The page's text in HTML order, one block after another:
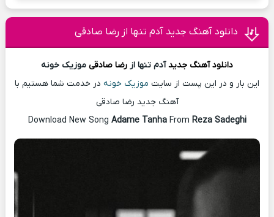
دانلود آهنگ جدید آدم تنها از رضا صادقی
دانلود آهنگ جدیدآدم تنها از رضا صادقی موزیک خونه
این بار و در این پست از سایت موزیک خونه در خدمت شما هستیم با
آهنگ جدید رضا صادقی
Download New Song Adame TanhaFrom Reza Sadeghi